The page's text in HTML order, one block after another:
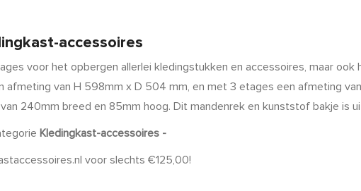
accessoires
voor het opbergen allerlei kledingstukken en accessoires, maar
van H 598mm x D 504 mm, en met 3 etages een afmeting
240mm breed en 85mm hoog. Dit mandenrek en kunststof bakje is
Kledingkast-accessoires -
voor slechts €125,00!